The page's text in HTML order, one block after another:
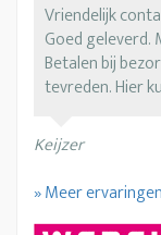
Vriendelijk
Goed geleverd.
Betalen bij
tevreden. Hier
Keijzer
» Meer ervaringen